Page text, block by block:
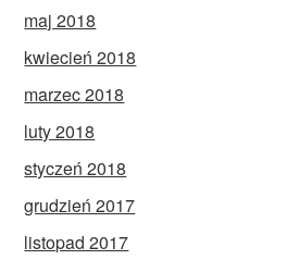
maj 2018
kwiecień 2018
marzec 2018
luty 2018
styczeń 2018
grudzień 2017
listopad 2017